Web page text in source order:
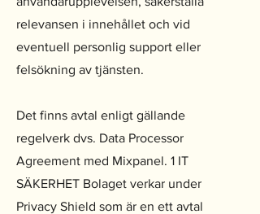
relevansen i innehållet och vid
eventuell personlig support eller
felsökning av tjänsten.
Det finns avtal enligt gällande
regelverk dvs. Data Processor
Agreement med Mixpanel. 1 IT
SÄKERHET Bolaget verkar under
Privacy Shield som är en ett avtal